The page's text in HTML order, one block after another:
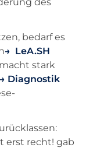
bedarf es
LeA.SH
stark
Diagnostik
erst recht! gab